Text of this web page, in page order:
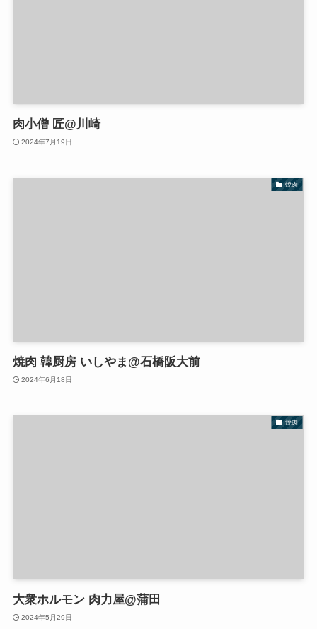
肉小僧 匠@川崎
2024年7月19日
焼肉
焼肉 韓厨房 いしやま@石橋阪大前
2024年6月18日
焼肉
大衆ホルモン 肉力屋@蒲田
2024年5月29日